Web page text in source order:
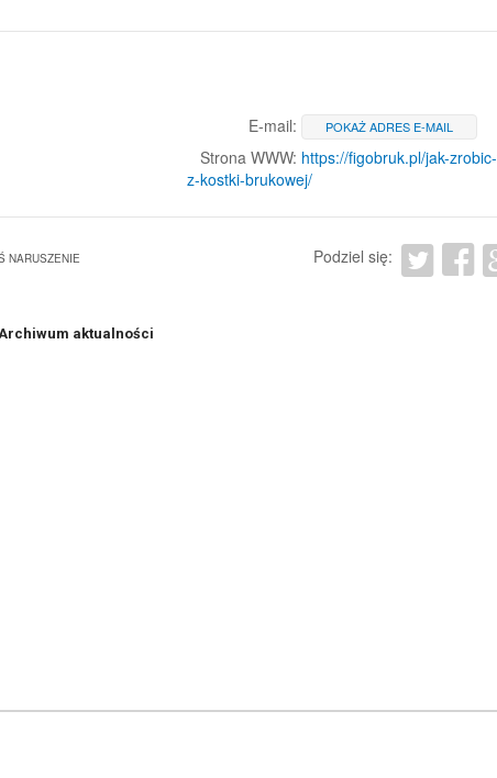
E-mail: POKAŻ ADRES E-MAIL
Strona WWW: https://figobruk.pl/jak-
z-kostki-brukowej/
NARUSZENIE Podziel się:
aktualności